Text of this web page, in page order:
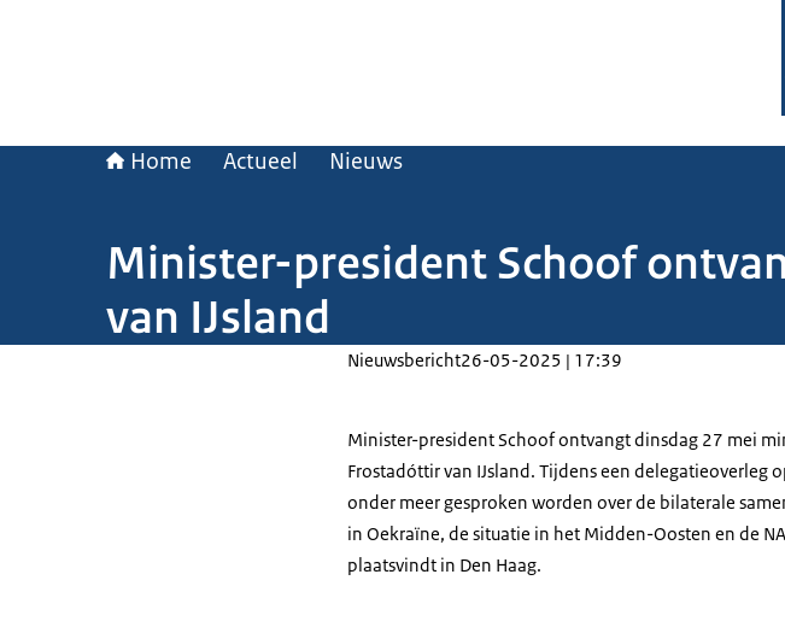
Home Actueel Nieuws
Minister-president Schoof
van IJsland
Nieuwsbericht26-05-2025 | 17:39
Minister-president Schoof ontvangt dinsdag 27 mei
Frostadóttir van IJsland. Tijdens een delegatieoverleg
onder meer gesproken worden over de bilaterale
in Oekraïne, de situatie in het Midden-Oosten en de
plaatsvindt in Den Haag.